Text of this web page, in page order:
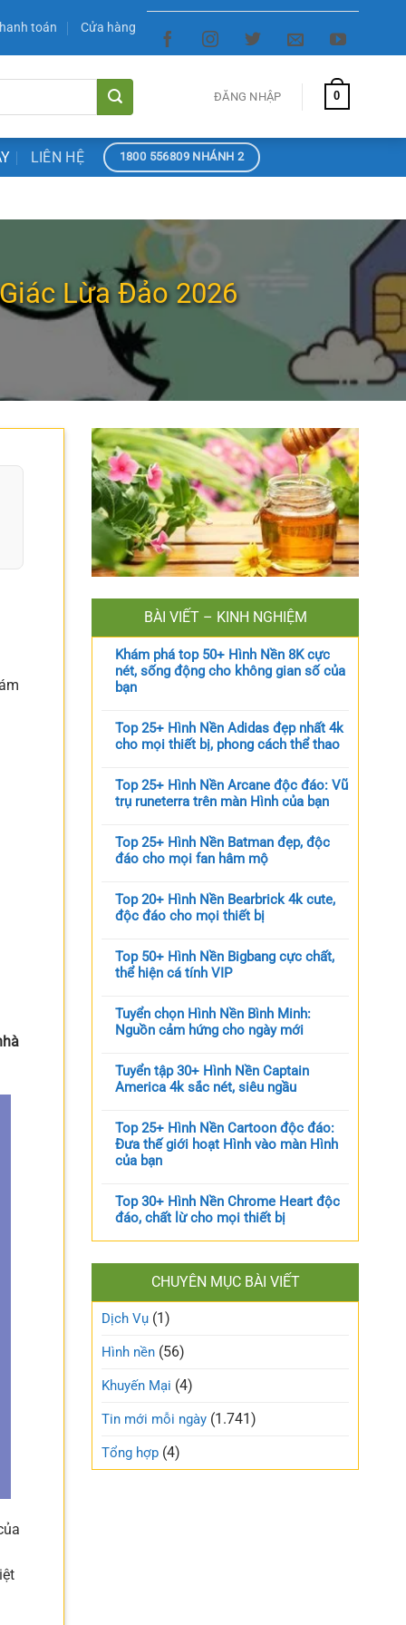
toán Cửa hàng
ĐĂNG NHẬP 0
LIÊN HỆ 1800 556809 NHÁNH 2
Lừa Đảo 2026
BÀI VIẾT – KINH NGHIỆM
Khám phá top 50+ Hình Nền 8K cực
nét, sống động cho không gian số của
bạn
Top 25+ Hình Nền Adidas đẹp nhất 4k
cho mọi thiết bị, phong cách thể thao
Top 25+ Hình Nền Arcane độc đáo: Vũ
trụ runeterra trên màn Hình của bạn
Top 25+ Hình Nền Batman đẹp, độc
đáo cho mọi fan hâm mộ
Top 20+ Hình Nền Bearbrick 4k cute,
độc đáo cho mọi thiết bị
Top 50+ Hình Nền Bigbang cực chất,
thể hiện cá tính VIP
Tuyển chọn Hình Nền Bình Minh:
Nguồn cảm hứng cho ngày mới
Tuyển tập 30+ Hình Nền Captain
America 4k sắc nét, siêu ngầu
Top 25+ Hình Nền Cartoon độc đáo:
Đưa thế giới hoạt Hình vào màn Hình
của bạn
Top 30+ Hình Nền Chrome Heart độc
đáo, chất lừ cho mọi thiết bị
CHUYÊN MỤC BÀI VIẾT
Dịch Vụ (1)
Hình nền (56)
Khuyến Mại (4)
Tin mới mỗi ngày (1.741)
Tổng hợp (4)